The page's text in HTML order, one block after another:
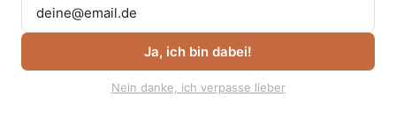
Ja, ich bin dabei!
Nein danke, ich verpasse lieber